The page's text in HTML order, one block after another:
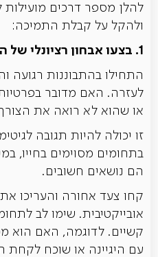
להלן מספר דרכים
ולהקל על קבלת התמיכה:
1. בצעו אבחון רציונלי של הבעיה
התחילו בהתבוננות רגועה
לעזרה. האם מדובר
או שהוא לא רואה את
זו יכולה להיות תגובה
בתחומים מסוימים בחייו,
הם נושאים חשובים.
קחו צעד אחורה והעריכו
אובייקטיבית. שימו לב
קשיים. לדוגמה, האם הוא
עם היגיינה או שוכח לקחת